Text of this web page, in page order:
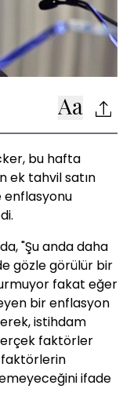
bu hafta
ek tahvil satın
enflasyonu
"Şu anda daha
gözle görülür bir
fakat eğer
bir enflasyon
istihdam
faktörler
faktörlerin
ifade